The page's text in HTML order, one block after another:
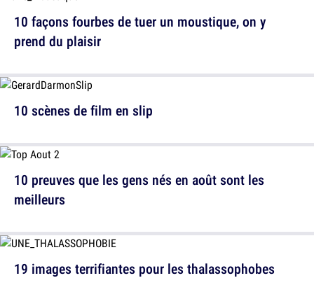
10 façons fourbes de tuer un moustique, on y
prend du plaisir
10 preuves que les gens nés en août sont les
meilleurs
10 scènes de film en slip
19 images terrifiantes pour les thalassophobes